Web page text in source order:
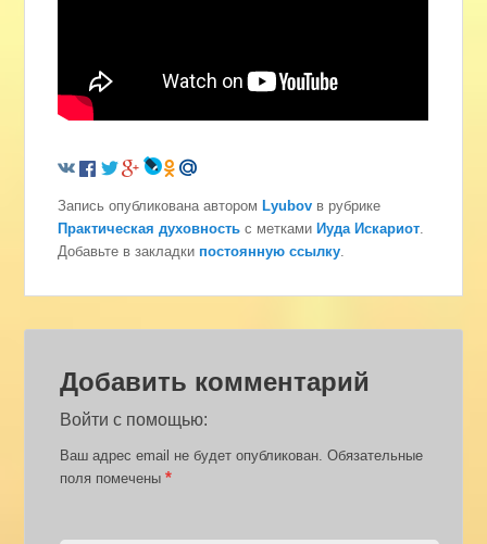
Запись опубликована автором Lyubov в рубрике
Практическая духовность с метками Иуда Искариот
Добавьте в закладки постоянную ссылку
Добавить комментарий
Войти с помощью:
Ваш адрес email не будет опубликован. Обязательные
поля помечены*